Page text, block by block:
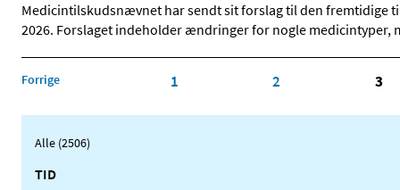
Medicintilskudsnævnet har sendt sit forslag til den fremtidige
2026. Forslaget indeholder ændringer for nogle
Forrige 1 2 3
Alle (2506)
TID